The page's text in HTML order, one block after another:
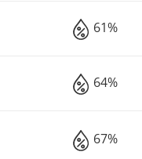
61%
64%
67%